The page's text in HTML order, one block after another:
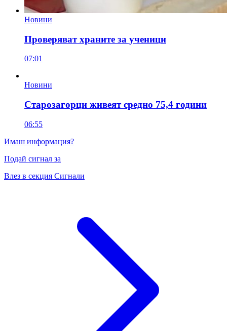
Новини
Проверяват храните за ученици
07:01
Новини
Старозагорци живеят средно 75,4 години
06:55
Имаш информация?
Подай сигнал за
Влез в секция Сигнали